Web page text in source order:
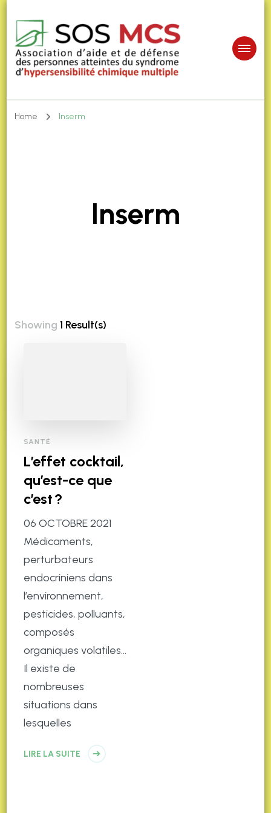
Home Inserm
Inserm
Showing 1 Result(s)
SANTÉ
L’effet cocktail,
qu’est-ce que
c’est ?
06 OCTOBRE 2021
Médicaments,
perturbateurs
endocriniens dans
l’environnement,
pesticides, polluants,
composés
organiques volatiles…
Il existe de
nombreuses
situations dans
lesquelles
LIRE LA SUITE